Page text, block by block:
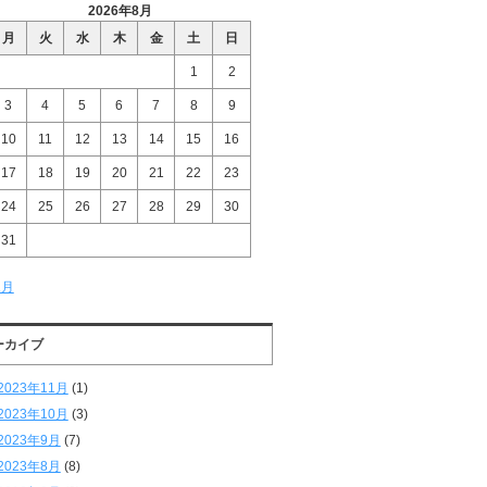
2026年8月
月
火 水 木 金 土 日
1 2
3 4 5 6 7 8 9
10 11 12 13 14 15 16
17 18 19 20 21 22 23
24 25 26 27 28 29 30
31
カイブ
年11月 (1)
年10月 (3)
年9月 (7)
年8月 (8)